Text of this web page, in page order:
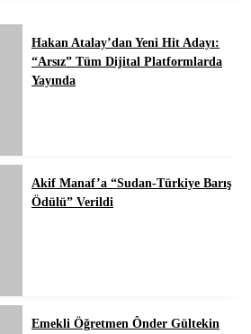
Hakan Atalay’dan Yeni Hit Adayı:
“Arsız” Tüm Dijital Platformlarda
Yayında
Akif Manaf’a “Sudan-Türkiye Barış
Ödülü” Verildi
Emekli Öğretmen Ônder Gültekin